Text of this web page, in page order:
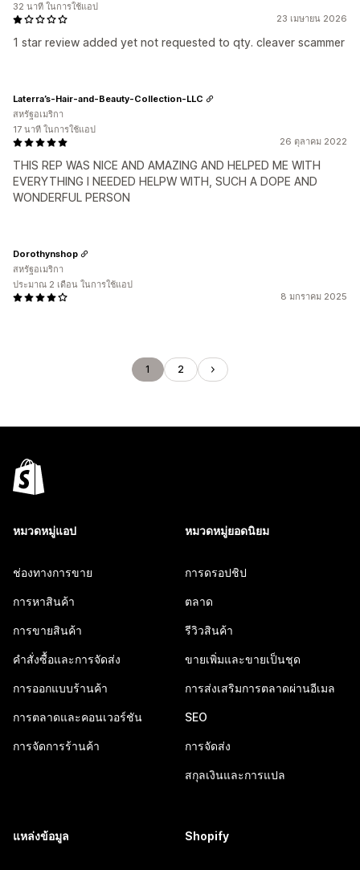
23 เมษายน 2026
1 star review added yet not requested to qty. cleaver scammer
32 นาที ในการใช้แอป
26 ตุลาคม 2022
THIS REP WAS NICE AND AMAZING AND HELPED ME WITH
EVERYTHING I NEEDED HELPW WITH, SUCH A DOPE AND
WONDERFUL PERSON
Laterra’s-Hair-and-Beauty-Collection-LLC
สหรัฐอเมริกา
17 นาที ในการใช้แอป
8 มกราคม 2025
Dorothynshop
สหรัฐอเมริกา
ประมาณ 2 เดือน ในการใช้แอป
1 2
หมวดหมู่แอป
ช่องทางการขาย
การหาสินค้า
การขายสินค้า
คำสั่งซื้อและการจัดส่ง
การออกแบบร้านค้า
การตลาดและคอนเวอร์ชัน
การจัดการร้านค้า
หมวดหมู่ยอดนิยม
การดรอปชิป
ตลาด
รีวิวสินค้า
ขายเพิ่มและขายเป็นชุด
การส่งเสริมการตลาดผ่านอีเมล
SEO
การจัดส่ง
สกุลเงินและการแปล
แหล่งข้อมูล Shopify